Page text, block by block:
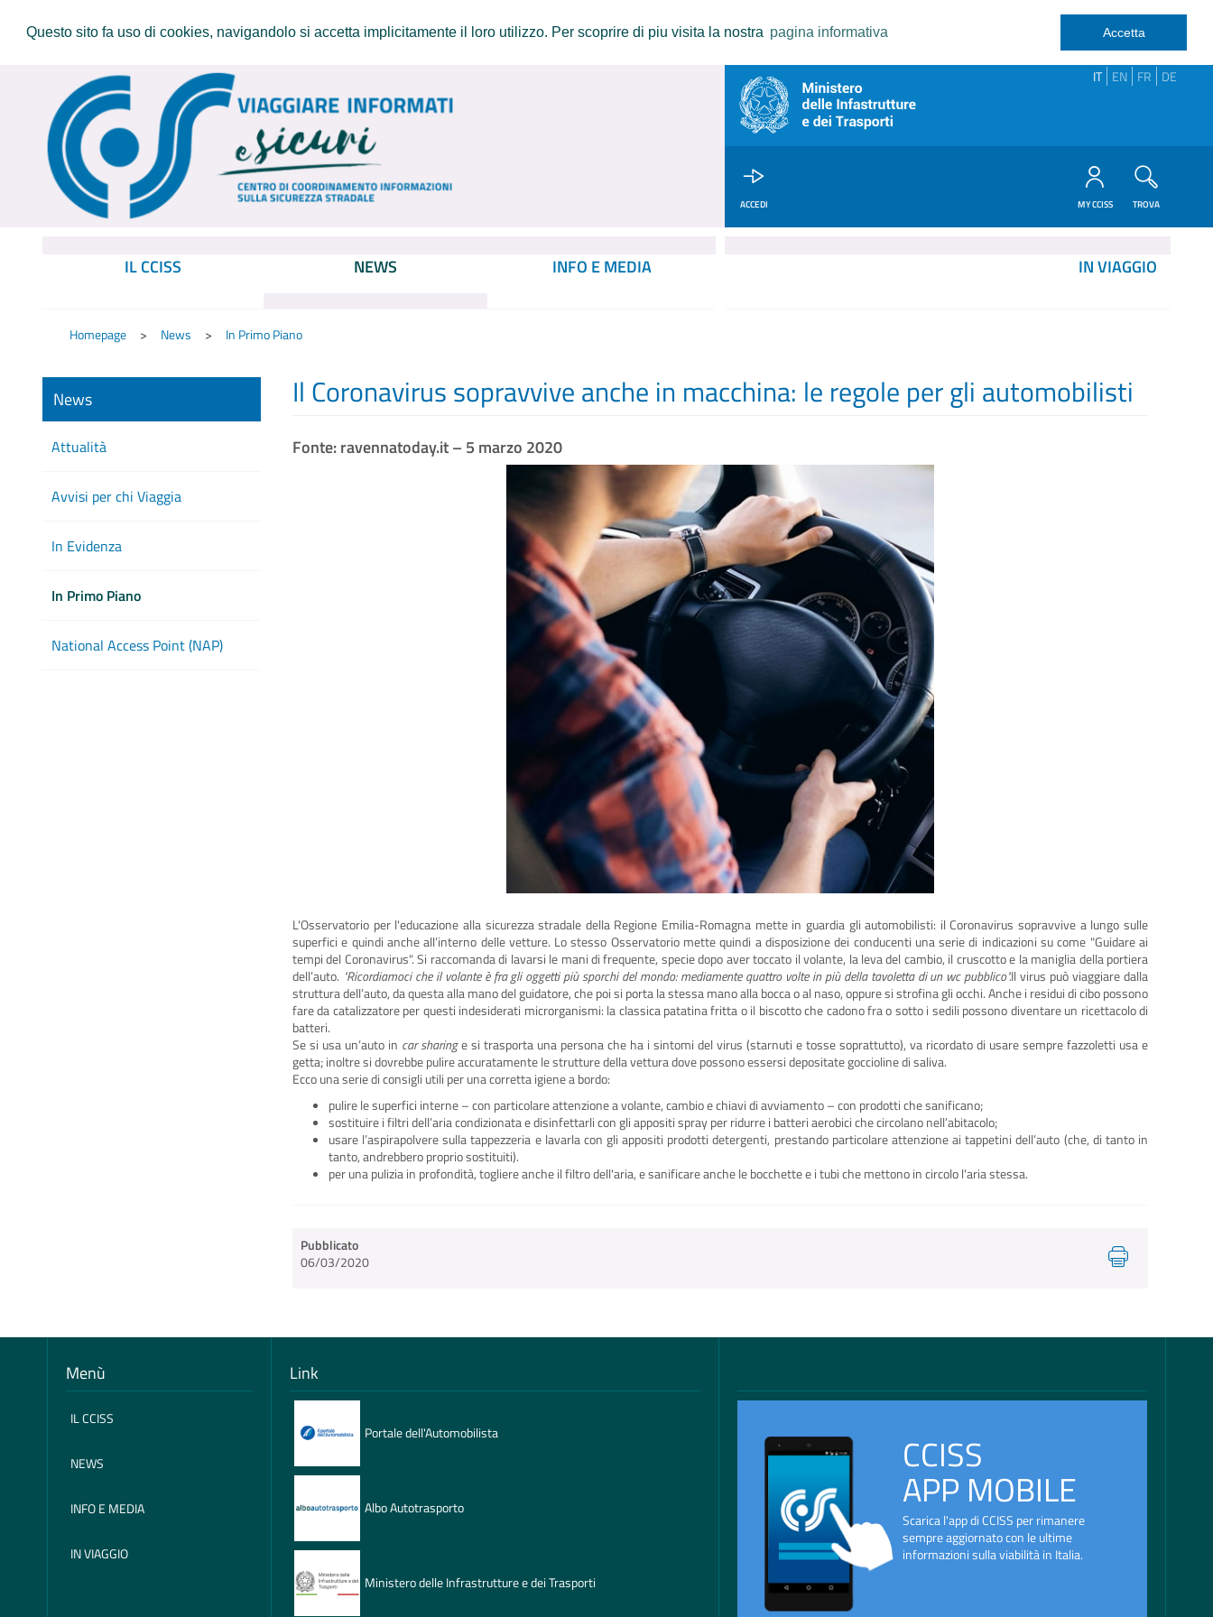
Questo sito fa uso di cookies, navigandolo si accetta implicitamente il loro utilizzo. Per scoprire di piu visita la nostra pagina informativa Accetta
IT EN FR DE
ACCEDI MY CCISS TROVA
IL CCISS NEWS INFO E MEDIA IN VIAGGIO
Homepage News In Primo Piano
News
Attualità
Avvisi per chi Viaggia
In Evidenza
In Primo Piano
National Access Point (NAP)
Il Coronavirus sopravvive anche in macchina: le regole per gli automobilisti
Fonte: ravennatoday.it – 5 marzo 2020
L'Osservatorio per l'educazione alla sicurezza stradale della Regione Emilia-Romagna mette in guardia gli automobilisti: il Coronavirus sopravvive a lungo sulle
superfici e quindi anche all’interno delle vetture. Lo stesso Osservatorio mette quindi a disposizione dei conducenti una serie di indicazioni su come "Guidare ai
tempi del Coronavirus". Si raccomanda di lavarsi le mani di frequente, specie dopo aver toccato il volante, la leva del cambio, il cruscotto e la maniglia della portiera
dell’auto. "Ricordiamoci che il volante è fra gli oggetti più sporchi del mondo: mediamente quattro volte in più della tavoletta di un wc pubblico".Il virus può viaggiare dalla
struttura dell’auto, da questa alla mano del guidatore, che poi si porta la stessa mano alla bocca o al naso, oppure si strofina gli occhi. Anche i residui di cibo possono
fare da catalizzatore per questi indesiderati microrganismi: la classica patatina fritta o il biscotto che cadono fra o sotto i sedili possono diventare un ricettacolo di
batteri.
Se si usa un’auto in car sharinge si trasporta una persona che ha i sintomi del virus (starnuti e tosse soprattutto), va ricordato di usare sempre fazzoletti usa e
getta; inoltre si dovrebbe pulire accuratamente le strutture della vettura dove possono essersi depositate goccioline di saliva.
Ecco una serie di consigli utili per una corretta igiene a bordo:
pulire le superfici interne – con particolare attenzione a volante, cambio e chiavi di avviamento – con prodotti che sanificano;
sostituire i filtri dell’aria condizionata e disinfettarli con gli appositi spray per ridurre i batteri aerobici che circolano nell’abitacolo;
usare l’aspirapolvere sulla tappezzeria e lavarla con gli appositi prodotti detergenti, prestando particolare attenzione ai tappetini dell’auto (che, di tanto in
tanto, andrebbero proprio sostituiti).
per una pulizia in profondità, togliere anche il filtro dell'aria, e sanificare anche le bocchette e i tubi che mettono in circolo l'aria stessa.
Pubblicato
06/03/2020
Menù
IL CCISS
NEWS
INFO E MEDIA
IN VIAGGIO
Link
Portale dell'Automobilista
Albo Autotrasporto
Ministero delle Infrastrutture e dei Trasporti
CCISS
APP MOBILE
Scarica l'app di CCISS per rimanere
sempre aggiornato con le ultime
informazioni sulla viabilità in Italia.